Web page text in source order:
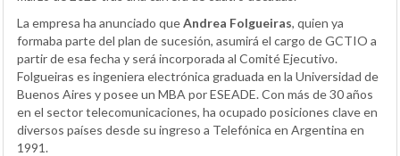
La empresa ha anunciado queAndrea Folgueiras, quien ya
formaba parte del plan de sucesión, asumirá el cargo de GCTIO a
partir de esa fecha y será incorporada al Comité Ejecutivo.
Folgueiras es ingeniera electrónica graduada en la Universidad de
Buenos Aires y posee un MBA por ESEADE. Con más de 30 años
en el sector telecomunicaciones, ha ocupado posiciones clave en
diversos países desde su ingreso a Telefónica en Argentina en
1991.